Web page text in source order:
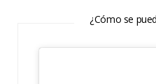
¿Cómo se